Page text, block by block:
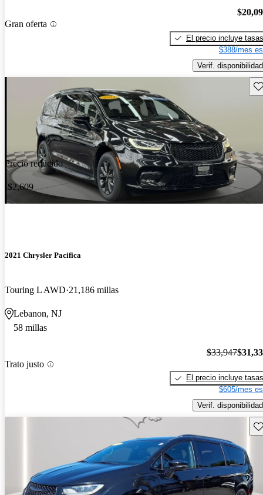
Gran oferta
El precio incluye tasas
$388/mes
Verif. disponibilidad
Precio reducido
-$2,609
2021 Chrysler Pacifica
Touring L AWD 21,186 millas
Lebanon, NJ
58 millas
Trato justo
$33,947
El precio incluye tasas
$605/mes
Verif. disponibilidad